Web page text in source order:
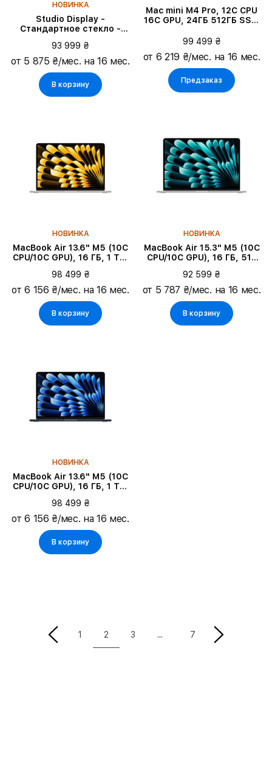
НОВИНКА
Studio Display -
Стандартное стекло -
93 999 ₴
от 5 875 ₴/мес. на 16 мес.
В корзину
Mac mini M4 Pro, 12C CPU
16C GPU, 24ГБ 512ГБ SSD,
99 499 ₴
от 6 219 ₴/мес. на 16 мес.
Предзаказ
НОВИНКА
MacBook Air 13.6" M5 (10C
CPU/10C GPU), 16 ГБ, 1 ТБ,
98 499 ₴
от 6 156 ₴/мес. на 16 мес.
В корзину
НОВИНКА
MacBook Air 15.3" M5 (10C
CPU/10C GPU), 16 ГБ, 512
92 599 ₴
от 5 787 ₴/мес. на 16 мес.
В корзину
НОВИНКА
MacBook Air 13.6" M5 (10C
CPU/10C GPU), 16 ГБ, 1 ТБ,
98 499 ₴
от 6 156 ₴/мес. на 16 мес.
В корзину
1 2 3 7